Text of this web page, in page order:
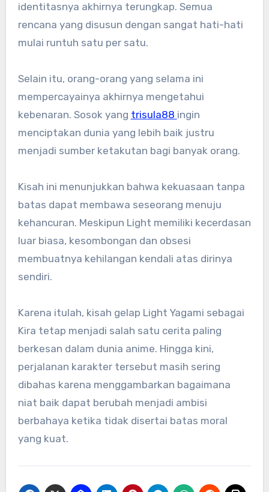
identitasnya akhirnya terungkap. Semua
rencana yang disusun dengan sangat hati-hati
mulai runtuh satu per satu.
Selain itu, orang-orang yang selama ini
mempercayainya akhirnya mengetahui
kebenaran. Sosok yang trisula88 ingin
menciptakan dunia yang lebih baik justru
menjadi sumber ketakutan bagi banyak orang.
Kisah ini menunjukkan bahwa kekuasaan tanpa
batas dapat membawa seseorang menuju
kehancuran. Meskipun Light memiliki kecerdasan
luar biasa, kesombongan dan obsesi
membuatnya kehilangan kendali atas dirinya
sendiri.
Karena itulah, kisah gelap Light Yagami sebagai
Kira tetap menjadi salah satu cerita paling
berkesan dalam dunia anime. Hingga kini,
perjalanan karakter tersebut masih sering
dibahas karena menggambarkan bagaimana
niat baik dapat berubah menjadi ambisi
berbahaya ketika tidak disertai batas moral
yang kuat.